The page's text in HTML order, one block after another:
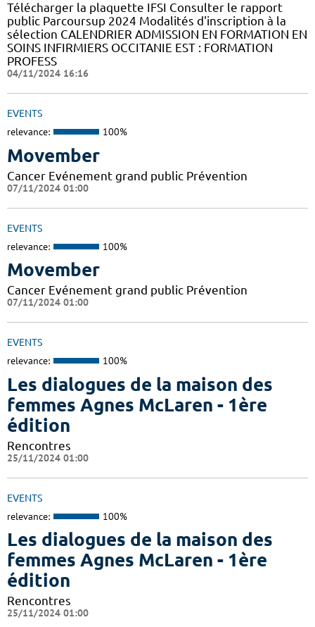
Télécharger la plaquette IFSI Consulter le rapport
public Parcoursup 2024 Modalités d'inscription à la
sélection CALENDRIER ADMISSION EN FORMATION EN
SOINS INFIRMIERS OCCITANIE EST : FORMATION
PROFESS
04/11/2024 16:16
EVENTS
relevance: 100%
Movember
Cancer Evénement grand public Prévention
07/11/2024 01:00
EVENTS
relevance: 100%
Movember
Cancer Evénement grand public Prévention
07/11/2024 01:00
EVENTS
relevance: 100%
Les dialogues de la maison des
femmes Agnes McLaren - 1ère
édition
Rencontres
25/11/2024 01:00
EVENTS
relevance: 100%
Les dialogues de la maison des
femmes Agnes McLaren - 1ère
édition
Rencontres
25/11/2024 01:00